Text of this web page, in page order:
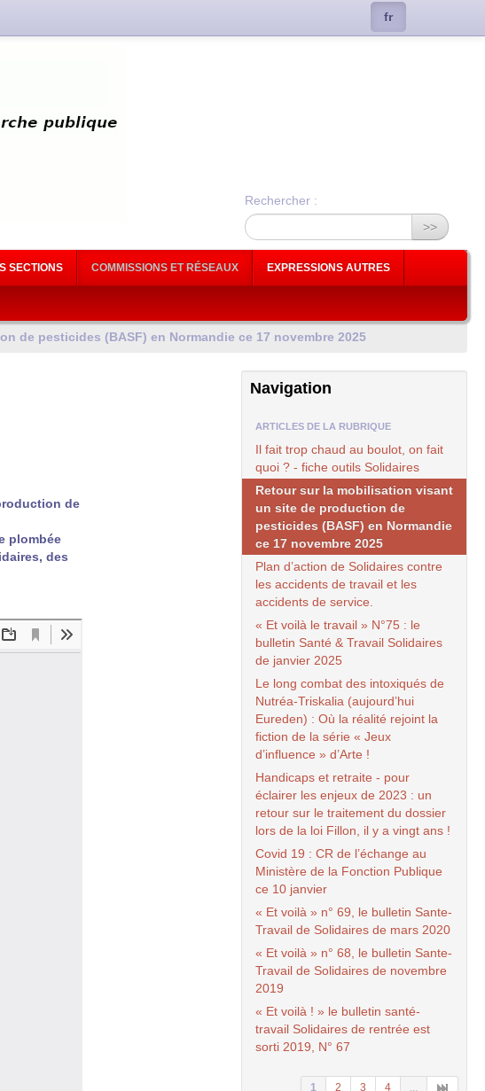
Rechercher :
>>
SECTIONS COMMISSIONS ET RÉSEAUX EXPRESSIONS AUTRES
de pesticides (BASF) en Normandie ce 17 novembre 2025
de
plombée
des
Navigation
ARTICLES DE LA RUBRIQUE
Il fait trop chaud au boulot, on fait
quoi ? - fiche outils Solidaires
Retour sur la mobilisation visant
un site de production de
pesticides (BASF) en Normandie
ce 17 novembre 2025
Plan d’action de Solidaires contre
les accidents de travail et les
accidents de service.
« Et voilà le travail » N°75 : le
bulletin Santé & Travail Solidaires
de janvier 2025
Le long combat des intoxiqués de
Nutréa-Triskalia (aujourd’hui
Eureden) : Où la réalité rejoint la
fiction de la série « Jeux
d’influence » d’Arte !
Handicaps et retraite - pour
éclairer les enjeux de 2023 : un
retour sur le traitement du dossier
lors de la loi Fillon, il y a vingt ans !
Covid 19 : CR de l’échange au
Ministère de la Fonction Publique
ce 10 janvier
« Et voilà » n° 69, le bulletin Sante-
Travail de Solidaires de mars 2020
« Et voilà » n° 68, le bulletin Sante-
Travail de Solidaires de novembre
2019
« Et voilà ! » le bulletin santé-
travail Solidaires de rentrée est
sorti 2019, N° 67
1 2 3 4 ...
fr